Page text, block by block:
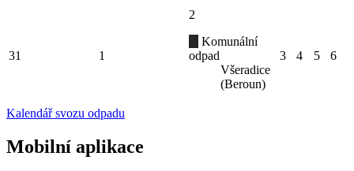
31 1
2
Komunální
odpad
Všeradice
(Beroun)
3 4 5 6
Kalendář svozu odpadu
Mobilní aplikace